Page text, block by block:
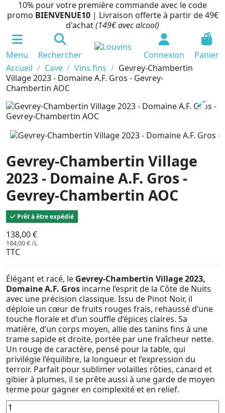
10% pour votre première commande avec le code
promo BIENVENUE10 | Livraison offerte à partir de 49€
d'achat(149€ avec alcool)
Menu Rechercher Connexion
0
Panier
Accueil
Cave Vins fins
Gevrey-Chambertin
Village 2023 - Domaine A.F. Gros - Gevrey-
Chambertin AOC
Gevrey-Chambertin Village
2023 - Domaine A.F. Gros -
Gevrey-Chambertin AOC
Prêt à être expédié
138,00 €
184,00 € /L
TTC
Élégant et racé, le Gevrey-Chambertin Village 2023,
Domaine A.F. Gros incarne l’esprit de la Côte de Nuits
avec une précision classique. Issu de Pinot Noir, il
déploie un cœur de fruits rouges frais, rehaussé d’une
touche florale et d’un souffle d’épices claires. Sa
matière, d’un corps moyen, allie des tanins fins à une
trame sapide et droite, portée par une fraîcheur nette.
Un rouge de caractère, pensé pour la table, qui
privilégie l’équilibre, la longueur et l’expression du
terroir. Parfait pour sublimer volailles rôties, canard et
gibier à plumes, il se prête aussi à une garde de moyen
terme pour gagner en complexité et en relief.